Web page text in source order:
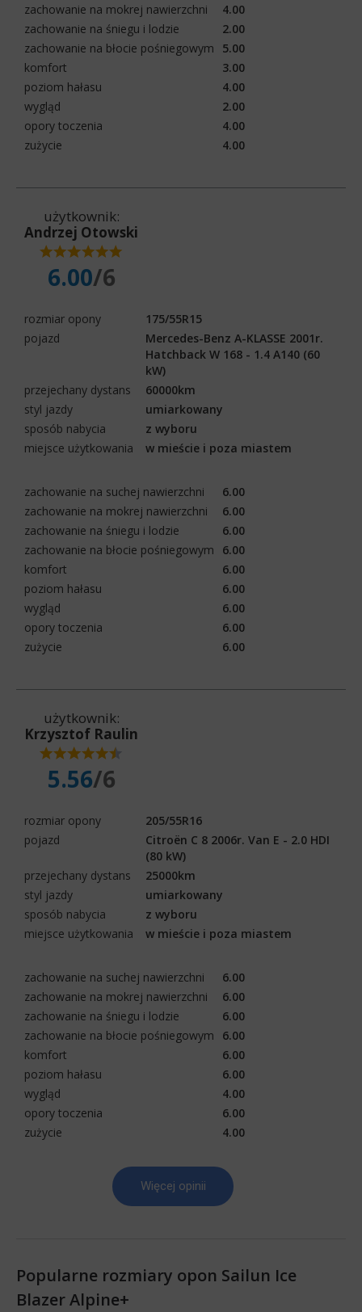
zachowanie na mokrej nawierzchni
4.00
zachowanie na śniegu i lodzie
2.00
zachowanie na błocie pośniegowym
5.00
komfort
3.00
poziom hałasu
4.00
wygląd
2.00
opory toczenia
4.00
zużycie
4.00
użytkownik:
Andrzej Otowski
6.00/6
rozmiar opony
175/55R15
pojazd
Mercedes-Benz A-KLASSE 2001r.
Hatchback W 168 - 1.4 A140 (60
kW)
przejechany dystans
60000km
styl jazdy
umiarkowany
sposób nabycia
z wyboru
miejsce użytkowania
w mieście i poza miastem
zachowanie na suchej nawierzchni
6.00
zachowanie na mokrej nawierzchni
6.00
zachowanie na śniegu i lodzie
6.00
zachowanie na błocie pośniegowym
6.00
komfort
6.00
poziom hałasu
6.00
wygląd
6.00
opory toczenia
6.00
zużycie
6.00
użytkownik:
Krzysztof Raulin
5.56/6
rozmiar opony
205/55R16
pojazd
Citroën C 8 2006r. Van E - 2.0 HDI
(80 kW)
przejechany dystans
25000km
styl jazdy
umiarkowany
sposób nabycia
z wyboru
miejsce użytkowania
w mieście i poza miastem
zachowanie na suchej nawierzchni
6.00
zachowanie na mokrej nawierzchni
6.00
zachowanie na śniegu i lodzie
6.00
zachowanie na błocie pośniegowym
6.00
komfort
6.00
poziom hałasu
6.00
wygląd
4.00
opory toczenia
6.00
zużycie
4.00
Więcej opinii
Popularne rozmiary opon Sailun Ice
Blazer Alpine+